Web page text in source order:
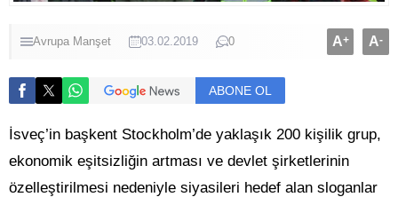
Avrupa Manşet 03.02.2019 0 A+ A-
ABONE OL
İsveç’in başkent Stockholm’de yaklaşık 200 kişilik grup,
ekonomik eşitsizliğin artması ve devlet şirketlerinin
özelleştirilmesi nedeniyle siyasileri hedef alan sloganlar